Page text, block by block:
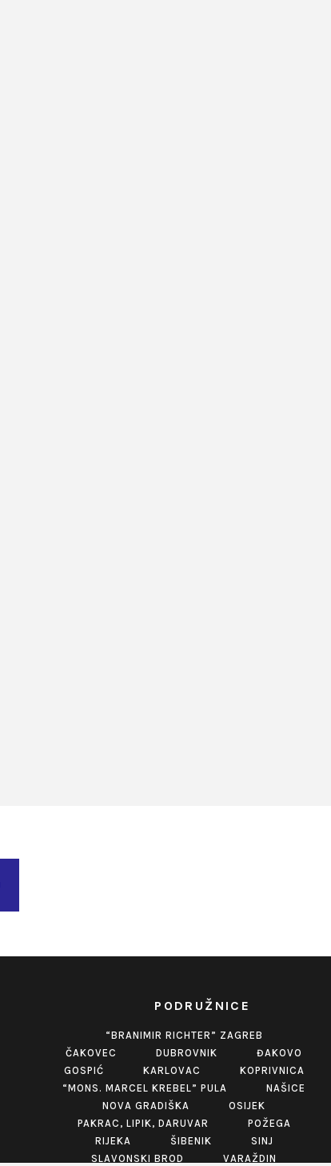
PODRUŽNICE
“BRANIMIR RICHTER” ZAGREB
ČAKOVEC
DUBROVNIK
ĐAKOVO
GOSPIĆ
KARLOVAC
KOPRIVNICA
“MONS. MARCEL KREBEL” PULA
NAŠICE
NOVA GRADIŠKA
OSIJEK
PAKRAC, LIPIK, DARUVAR
POŽEGA
RIJEKA
ŠIBENIK
SINJ
SLAVONSKI BROD
VARAŽDIN